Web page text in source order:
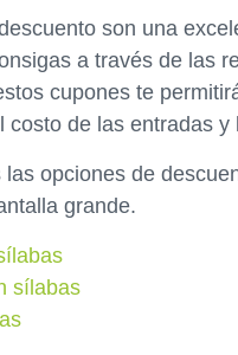
son una
a través de las
cupones te
costo de las entradas y
opciones de
grande.
sílabas